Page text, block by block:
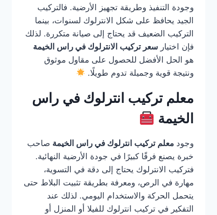
وجودة التنفيذ وطريقة تجهيز الأرضية. فالتركيب
الجيد يحافظ على شكل الانترلوك لسنوات، بينما
التركيب الضعيف قد يحتاج إلى صيانة متكررة. لذلك
فإن اختيار سعر تركيب الانترلوك في راس الخيمة
هو الحل الأفضل للحصول على مقاول موثوق
ونتيجة قوية وجميلة تدوم طويلًا.
معلم تركيب انترلوك في راس
الخيمة
وجود معلم تركيب انترلوك في راس الخيمة صاحب
خبرة يصنع فرقًا كبيرًا في جودة الأرضية النهائية.
فتركيب الانترلوك يحتاج إلى دقة في التسوية،
مهارة في الرص، ومعرفة بطريقة تثبيت البلاط حتى
يتحمل الحركة والاستخدام اليومي. لذلك عند
التفكير في تركيب انترلوك للفيلا أو المنزل أو